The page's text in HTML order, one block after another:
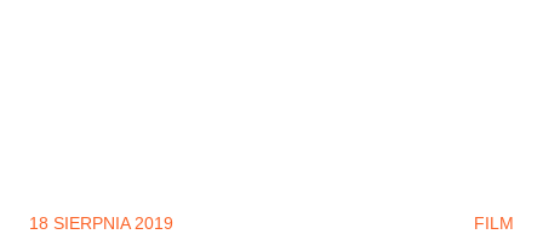
18 SIERPNIA 2019 FILM